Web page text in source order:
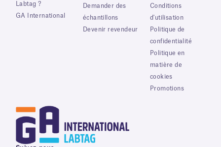
Labtag ?
GA International
Demander des
échantillons
Devenir revendeur
Conditions
d'utilisation
Politique de
confidentialité
Politique en
matière de
cookies
Promotions